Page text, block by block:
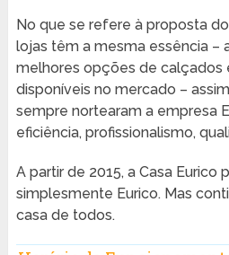
No que se refere à proposta
lojas têm a mesma essência –
melhores opções de calçados
disponíveis no mercado –
sempre nortearam a empresa
eficiência, profissionalismo,
A partir de 2015, a Casa Eurico
simplesmente Eurico. Mas
casa de todos.